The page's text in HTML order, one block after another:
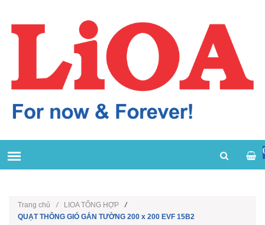
Trang chủ / LIOA TỔNG HỢP
/
QUẠT THÔNG GIÓ GẮN TƯỜNG 200 x 200 EVF 15B2